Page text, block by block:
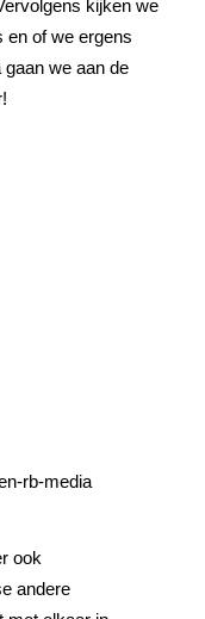
kijken we
en of we ergens
gaan we aan de
ook
andere